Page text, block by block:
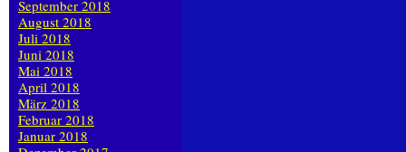
September 2018
August 2018
Juli 2018
Juni 2018
Mai 2018
April 2018
März 2018
Februar 2018
Januar 2018